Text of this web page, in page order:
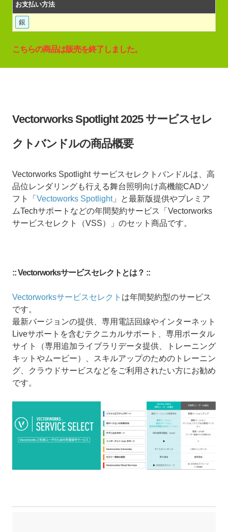
お支払い方法
銀
こちらの商品は販売を終了しました。
Vectorworks Spotlight 2025 サービスセレ
クトバンドルの商品概要
Vectorworks Spotlight サービスセレクトバンドルは、高
品位レンダリングも行える舞台照明向け高機能CADソ
フト「 Vectoworks Spotlight」と最新版提供やプレミア
ムTechサポートなどの年間契約サービス「Vectorworks
サービスセレクト（VSS）」のセット商品です。
:: Vectorworksサービスセレクトとは？ ::
Vectorworksサービスセレクト は年間契約型のサービス
です。
最新バージョンの提供、専用電話回線やインターネット
Liveサポートを含むテクニカルサポート、専用ポータル
サイト（専用追加ライブラリデータ提供、トレーニング
キットやムービー）、スキルアップのためのトレーニン
グ、クラウドサービスなどをご利用されたい方にお勧め
です。